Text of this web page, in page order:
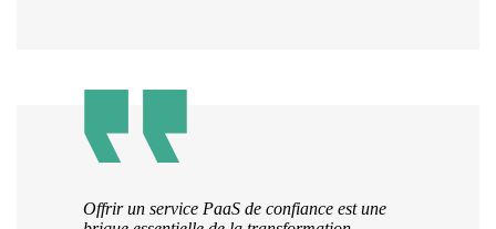
Offrir un service PaaS de confiance est une